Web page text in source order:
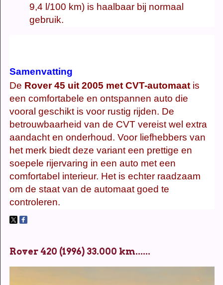
9,4 l/100 km) is haalbaar bij normaal
gebruik.
Samenvatting
De Rover 45 uit 2005 met CVT-automaatis
een comfortabele en ontspannen auto die
vooral geschikt is voor rustig rijden. De
betrouwbaarheid van de CVT vereist wel extra
aandacht en onderhoud. Voor liefhebbers van
het merk biedt deze variant een prettige en
soepele rijervaring in een auto met een
comfortabel interieur. Het is echter raadzaam
om de staat van de automaat goed te
controleren.
Rover 420 (1996) 33.000 km......